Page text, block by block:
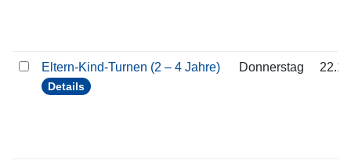
Eltern-Kind-Turnen (2 – 4 Jahre)
Details
Donnerstag